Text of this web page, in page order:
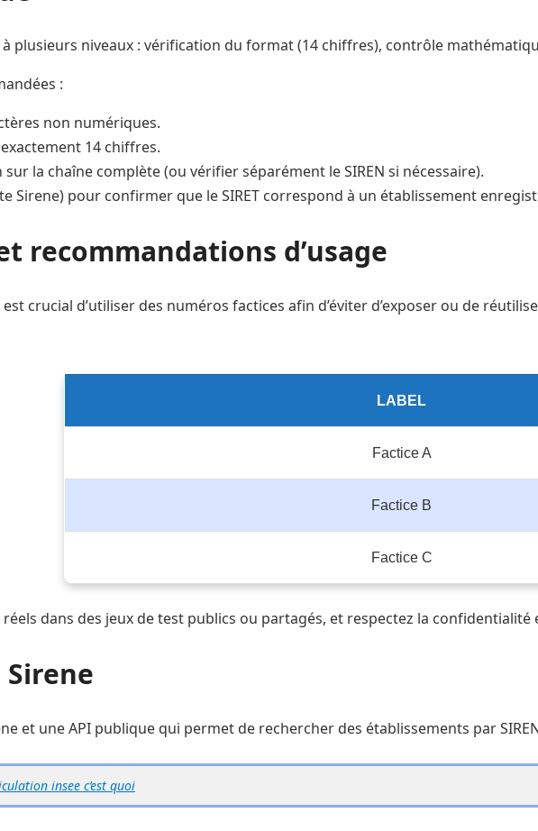
à plusieurs niveaux : vérification du format (14 chiffres), contrôle
:
non numériques.
14 chiffres.
la chaîne complète (ou vérifier séparément le SIREN si nécessaire).
Sirene) pour confirmer que le SIRET correspond à un établissement
recommandations d’usage
crucial d’utiliser des numéros factices afin d’éviter d’exposer ou de
LABEL
Factice A
Factice B
Factice C
réels dans des jeux de test publics ou partagés, et respectez la
Sirene
et une API publique qui permet de rechercher des établissements par
insee c’est quoi